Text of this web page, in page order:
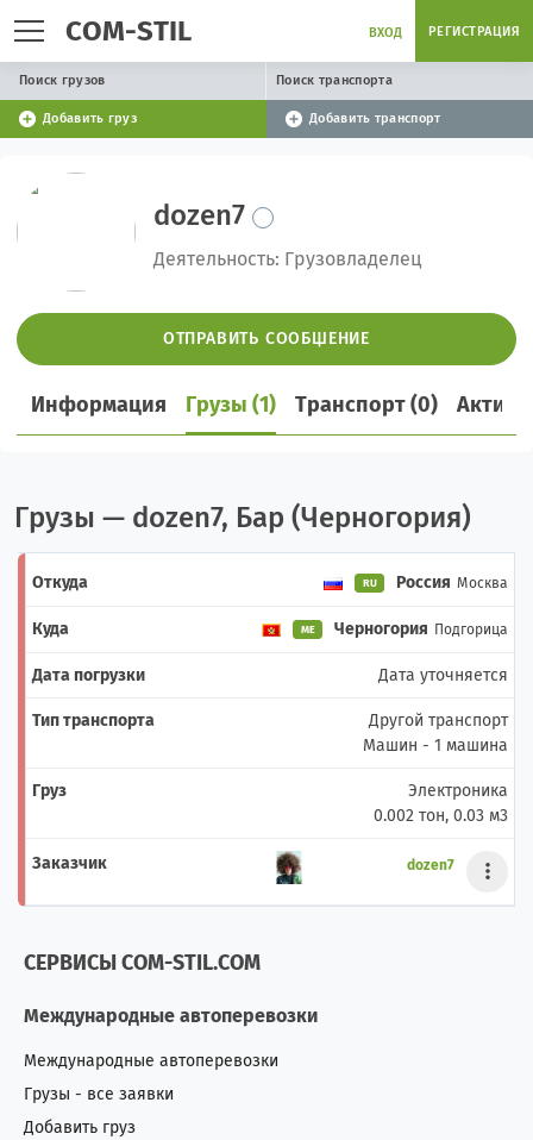
COM-STIL ВХОД РЕГИСТРАЦИЯ
Поиск грузов Поиск транспорта
Добавить груз Добавить транспорт
dozen7
Деятельность: Грузовладелец
ОТПРАВИТЬ СООБЩЕНИЕ
Информация Грузы (1) Транспорт (0)
Грузы — dozen7, Бар (Черногория)
RU Россия Москва
ME Черногория Подгорица
Дата уточняется
Другой транспорт
Машин - 1 машина
Электроника
0.002 тон, 0.03 м3
dozen7
СЕРВИСЫ COM-STIL.COM
Международные автоперевозки
Международные автоперевозки
Грузы - все заявки
Добавить груз